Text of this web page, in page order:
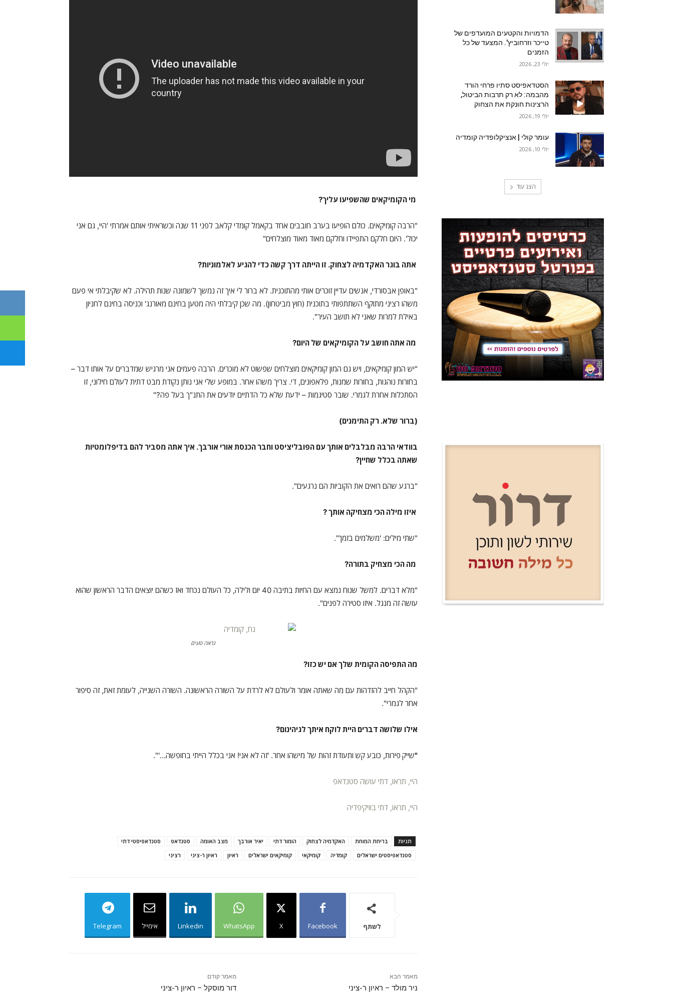
מי הקומיקאים שהשפיעו עליך?
"הרבה קומיקאים. כולם הופיעו בערב חובבים אחד בקאמל קומדי קלאב לפני 11 שנה וכשראיתי אותם אמרתי 'היי, גם אני
יכול'. היום חלקם התפיידו וחלקם מאוד מאוד מוצלחים"
אתה בוגר האקדמיה לצחוק. זו הייתה דרך קשה כדי להגיע לאלמוניות?
"באופן אבסורדי, אנשים עדיין זוכרים אותי מהתוכנית. לא ברור לי איך זה נמשך לשמונה שנות תהילה. לא שקיבלתי אי פעם
משהו רציני מתוקף השתתפותי בתוכנית (חוץ מביטחון). מה שכן קיבלתי היה מטען בחינם מאורנג' וכניסה בחינם לחניון
באילת למרות שאני לא תושב העיר".
מה אתה חושב על הקומיקאים של היום?
"יש המון קומיקאים, ויש גם המון קומיקאים מוצלחים שפשוט לא מוכרים. הרבה פעמים אני מרגיש שמדברים על אותו דבר –
בחורות נוהגות, בחורות שמנות, פלאפונים, די. צריך משהו אחר. במופע שלי אני נותן נקודת מבט דתית לעולם חילוני, זו
הסתכלות אחרת לגמרי. שובר סטיגמות – ידעת שלא כל הדתיים יודעים את התנ"ך בעל פה?"
(ברור שלא. רק התימנים)
בוודאי הרבה מבלבלים אותך עם הפובליציסט וחבר הכנסת אורי אורבך. איך אתה מסביר להם בדיפלומטיות
שאתה בכלל שחיין?
"ברגע שהם רואים את הקוביות הם נרגעים".
איזו מילה הכי מצחיקה אותך ?
"שתי מילים: 'משלמים בזמן'".
מה הכי מצחיק בתורה?
"מלא דברים. למשל שנוח נמצא עם החיות בתיבה 40 יום ולילה, כל העולם נכחד ואז כשהם יוצאים הדבר הראשון שהוא
עושה זה מנגל. איזו סטירה לפנים".
נראה טעים
מה התפיסה הקומית שלך אם יש כזו?
"הקהל חייב להזדהות עם מה שאתה אומר ולעולם לא לרדת על השורה הראשונה. השורה השנייה, לעומת זאת, זה סיפור
אחר לגמרי".
אילו שלושה דברים היית לוקח איתך לגיהינום?
"שייק פירות, כובע קש ותעודת זהות של מישהו אחר. 'זה לא אני! אני בכלל הייתי בחופשה…'".
היי, תראו, דתי עושה סטנדאפ
היי, תראו, דתי בוויקיפדיה
תגיות בריחת המוחת האקדמיה לצחוק הומור דתי יאיר אורבך מצב האומה סטנדאפ
סטנדאפיסטי דתי
סטנדאפיסטים ישראלים
קומדיה קומיקאי קומיקאים ישראלים ראיון ראיון ר-ציני רציני
לשתף Facebook
X
WhatsApp
Linkedin אימייל Telegram
מאמר קודם
דור מוסקל – ראיון ר-ציני
מאמר הבא
ניר מולד – ראיון ר-ציני
הדמויות והקטעים המועדפים של
טייכר וזרחוביץ'. המצעד של כל
הזמנים
יולי 23, 2026
הסטדאפיסט סתיו פרחי הורד
מהבמה: לא רק תרבות הביטול,
הרצינות חונקת את הצחוק
יולי 19, 2026
עומר קולי | אנציקלופדיה קומדיה
יולי 10, 2026
הצג עוד